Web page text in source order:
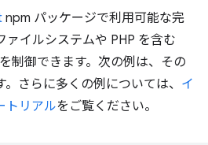
npm パッケージで利用可能な完
ァイルシステムや PHP を含む
制御できます。次の例は、その
さらに多くの例については、 イ
トリアルをご覧ください。